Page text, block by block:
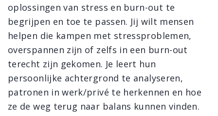
oplossingen van stress en burn-out te
begrijpen en toe te passen. Jij wilt mensen
helpen die kampen met stressproblemen,
overspannen zijn of zelfs in een burn-out
terecht zijn gekomen. Je leert hun
persoonlijke achtergrond te analyseren,
patronen in werk/privé te herkennen en hoe
ze de weg terug naar balans kunnen vinden.